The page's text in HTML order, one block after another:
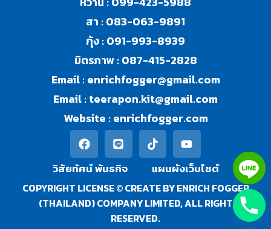
สา :083-063-9891
กุ้ง :091-993-8939
มิตรภาพ :087-415-2828
Email :enrichfogger@gmail.com
Email :teerapon.kit@gmail.com
Website :enrichfogger.com
วิสัยทัศน์ พันธกิจ​ แผนผังเว็บไซต์
COPYRIGHT LICENSE © CREATE BY ENRICH FOGGER
(THAILAND) COMPANY LIMITED, ALL RIGHT
RESERVED.